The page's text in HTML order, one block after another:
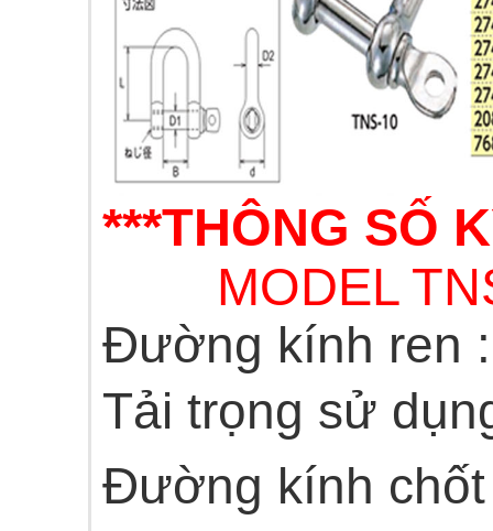
***THÔNG SỐ
MODEL
Đường kính ren
Tải trọng sử
Đường kính